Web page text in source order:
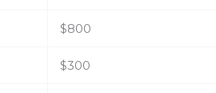
$800
$300